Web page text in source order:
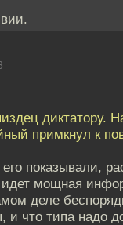
диктатору.
примкнул к
показывали,
идет мощная
деле
и что типа надо